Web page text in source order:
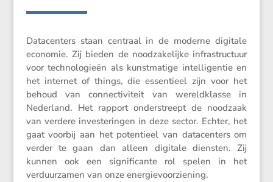
Datacen­ters staan centraal in de moderne digitale
economie. Zij bieden de noodza­ke­lijke infra­struc­tuur
voor techno­lo­gieën als kunst­ma­tige intel­li­gentie en
het internet of things, die essen­tieel zijn voor het
behoud van connec­ti­vi­teit van wereld­klasse in
Neder­land. Het rapport onder­streept de noodzaak
van verdere inves­te­ringen in deze sector. Echter, het
gaat voorbij aan het poten­tieel van datacen­ters om
verder te gaan dan alleen digitale diensten. Zij
kunnen ook een signi­fi­cante rol spelen in het
verduur­zamen van onze energievoorziening.